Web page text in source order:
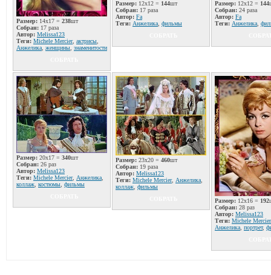
Размер: 14x17 = 238шт
Собран: 17 раза
Автор: Melissa123
Теги: Michele Mercier, актрисы
Анжелика женщины знаменитости
Размер: 12x12 = 144шт
Собран: 17 раза
Автор: Fa
Теги: Анжелика фильмы
Размер: 12x12 = 144
Собран: 24 раза
Автор: Fa
Теги: Анжелика
Размер: 20x17 = 340шт
Собран: 26 раз
Автор: Melissa123
Теги: Michele Mercier, Анжелика
коллаж костюмы фильмы
Размер: 23x20 = 460шт
Собран: 19 раза
Автор: Melissa123
Теги: Michele Mercier, Анжелика
коллаж фильмы
Размер: 12x16 = 192
Собран: 28 раз
Автор: Melissa123
Теги: Michele Mercier
Анжелика портрет,